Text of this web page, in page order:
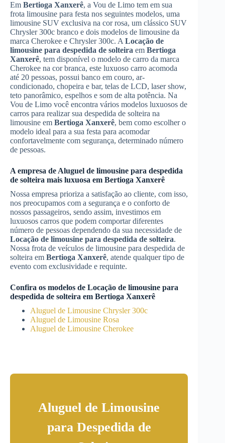
Em Bertioga Xanxerê, a Vou de Limo tem em sua
frota limousine para festa nos seguintes modelos, uma
limousine SUV exclusiva na cor rosa, um clássico SUV
Chrysler 300c branco e dois modelos de limousine da
marca Cherokee e Chrysler 300c. A Locação de
limousine para despedida de solteira em Bertioga
Xanxerê, tem disponível o modelo de carro da marca
Cherokee na cor branca, este luxuoso carro acomoda
até 20 pessoas, possui banco em couro, ar-
condicionado, chopeira e bar, telas de LCD, laser show,
teto panorâmico, espelhos e som de alta potência. Na
Vou de Limo você encontra vários modelos luxuosos de
carros para realizar sua despedida de solteira na
limousine em Bertioga Xanxerê, bem como escolher o
modelo ideal para a sua festa para acomodar
confortavelmente com segurança, determinado número
de pessoas.
A empresa de Aluguel de limousine para despedida
de solteira mais luxuosa em Bertioga Xanxerê
Nossa empresa prioriza a satisfação ao cliente, com isso,
nos preocupamos com a segurança e o conforto de
nossos passageiros, sendo assim, investimos em
luxuosos carros que podem comportar diferentes
número de pessoas dependendo da sua necessidade de
Locação de limousine para despedida de solteira.
Nossa frota de veículos de limousine para despedida de
solteira em Bertioga Xanxerê, atende qualquer tipo de
evento com exclusividade e requinte.
Confira os modelos de Locação de limousine para
despedida de solteira em Bertioga Xanxerê
Aluguel de Limousine Chrysler 300c
Aluguel de Limousine Rosa
Aluguel de Limousine Cherokee
Aluguel de Limousine
para Despedida de